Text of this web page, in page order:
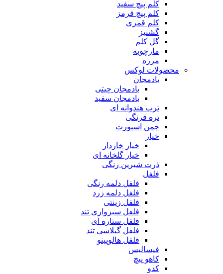
کلم پیچ سفید
کلم پیچ قرمز
کلم قمری
گشنیز
گل کلم
مارچوبه
مرزه
محصولات لوکس
بادمجان
بادمجان چیتی
بادمجان سفید
ترب هندوانه ای
تره فرنگی
چمن اسپورت
خیار
خیار خاردار
خیار گلخانه ای
ذرت شیرین رنگی
فلفل
فلفل دلمه رنگی
فلفل دلمه زرد
فلفل زینتی
فلفل سبزواری تند
فلفل ستاره ای
فلفل گیلاسی تند
فلفل هالوپینو
فیسالیس
کاهو پیچ
کدو